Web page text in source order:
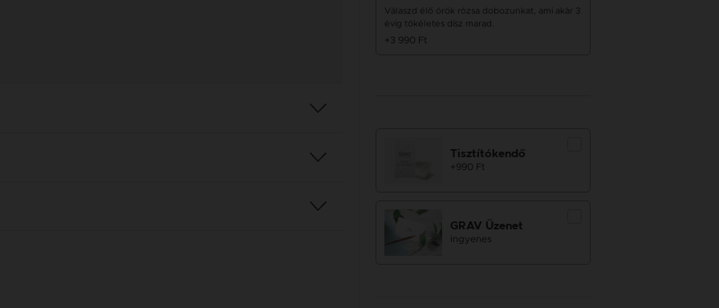
Válaszd élő örök rózsa dobozunkat, ami akár 3
évig tökéletes dísz marad.
+3 990 Ft
Tisztítókendő
+990 Ft
GRAV Üzenet
ingyenes